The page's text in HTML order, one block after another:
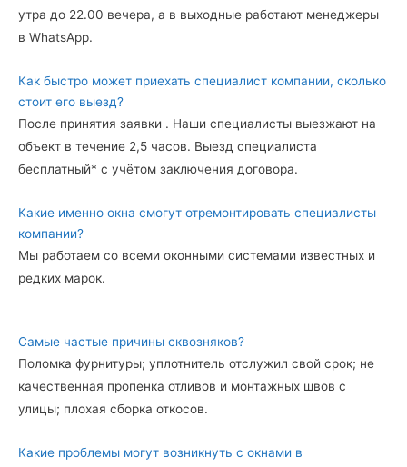
утра до 22.00 вечера, а в выходные работают менеджеры
в WhatsApp.
Как быстро может приехать специалист компании, сколько
стоит его выезд?
После принятия заявки . Наши специалисты выезжают на
объект в течение 2,5 часов. Выезд специалиста
бесплатный* с учётом заключения договора.
Какие именно окна смогут отремонтировать специалисты
компании?
Мы работаем со всеми оконными системами известных и
редких марок.
Самые частые причины сквозняков?
Поломка фурнитуры; уплотнитель отслужил свой срок; не
качественная пропенка отливов и монтажных швов с
улицы; плохая сборка откосов.
Какие проблемы могут возникнуть с окнами в